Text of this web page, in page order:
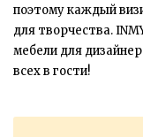
поэтому каждый
для творчества.
мебели для
всех в гости!